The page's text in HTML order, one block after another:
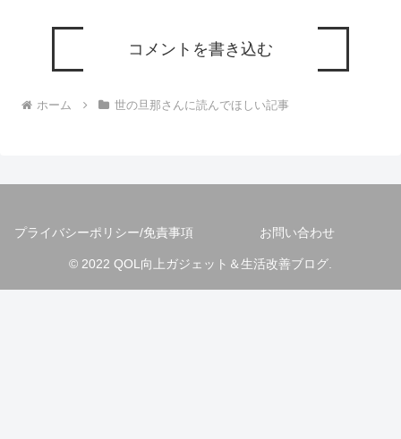
コメントを書き込む
ホーム 世の旦那さんに読んでほしい記事
プライバシーポリシー/免責事項 お問い合わせ
© 2022 QOL向上ガジェット＆生活改善ブログ.